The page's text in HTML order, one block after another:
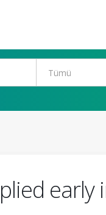
early